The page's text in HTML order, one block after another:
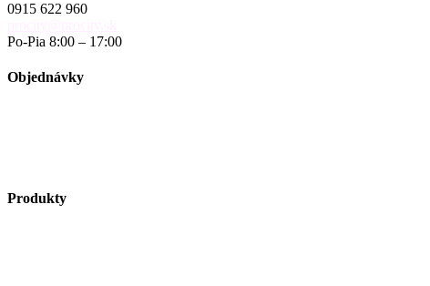
0915 622 960
Po-Pia 8:00 – 17:00
Objednávky
Produkty